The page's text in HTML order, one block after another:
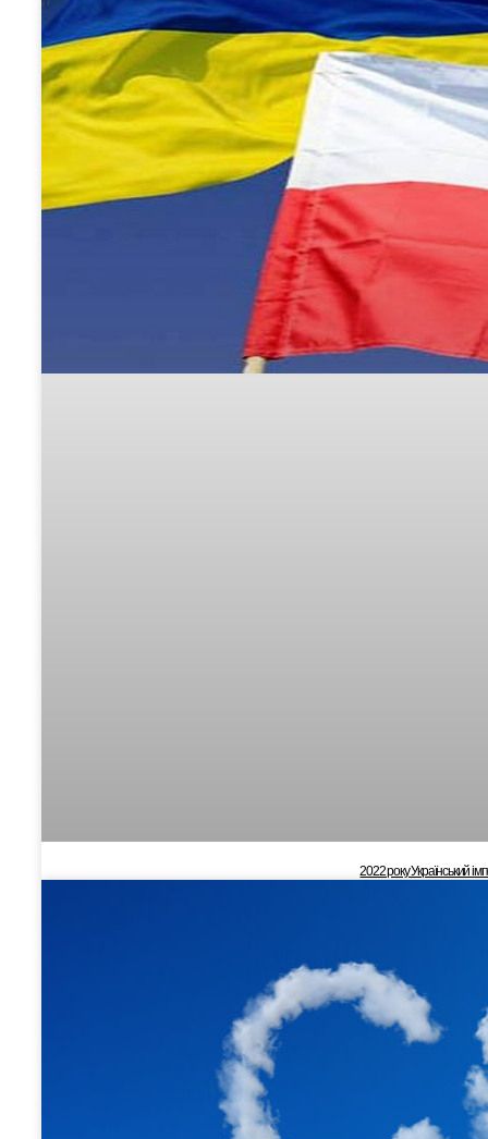
2022 року Український